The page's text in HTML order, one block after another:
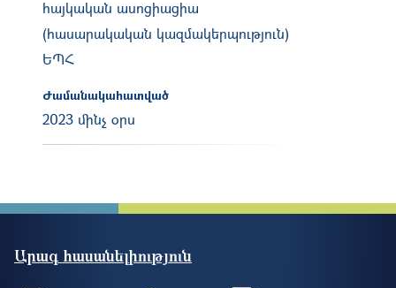
հայկական ասոցիացիա
(հասարակական կազմակերպություն)
ԵՊՀ
Ժամանակահատված
2023 մինչ օրս
Արագ հասանելիություն